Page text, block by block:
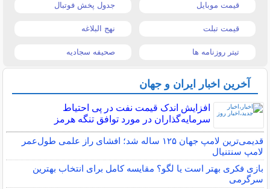
قیمت موبایل جدول پخش فوتبال
قیمت تبلت نهج البلاغه
تیتر روزنامه ها صحیفه سجادیه
آخرین اخبار ایران و جهان
افزایش اندک قیمت نفت در پی احتیاط
سرمایه‌گذاران در مورد توافق تنگه هرمز
قدیمی‌ترین لامپ جهان ۱۲۵ ساله شد؛ افشای راز علمی طول‌عمر
لامپ سنتنیال
بازی فکری بهتر است یا لگو؟ مقایسه کامل برای انتخاب بهترین
سرگرمی